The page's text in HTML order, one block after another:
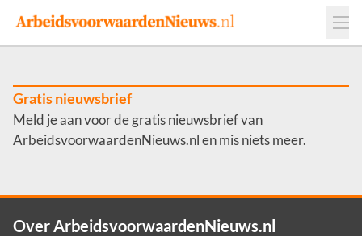
Events
Adverteren
Werkgevers
Contact
Gratis nieuwsbrief
Meld je aan voor de gratis nieuwsbrief van
ArbeidsvoorwaardenNieuws.nl en mis niets meer.
Over ArbeidsvoorwaardenNieuws.nl